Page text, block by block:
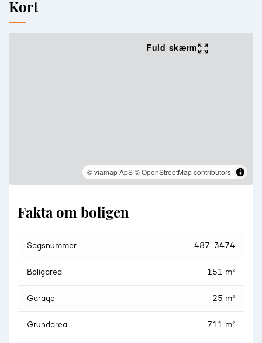
Kort
Fuld skærm
© viamap ApS© OpenStreetMap contributors
Fakta om boligen
Sagsnummer 487-3474
Boligareal 151 m²
Garage 25 m²
Grundareal 711 m²